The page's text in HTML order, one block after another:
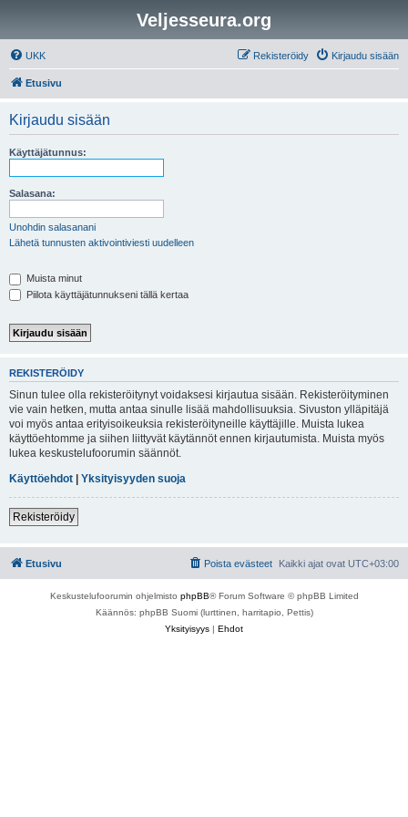
Veljesseura.org
UKK Kirjaudu sisään
Rekisteröidy
Etusivu
Kirjaudu sisään
Käyttäjätunnus:
Salasana:
Unohdin salasanani
Lähetä tunnusten aktivointiviesti uudelleen
Muista minut
Piilota käyttäjätunnukseni tällä kertaa
REKISTERÖIDY
Sinun tulee olla rekisteröitynyt voidaksesi kirjautua sisään. Rekisteröityminen
vie vain hetken, mutta antaa sinulle lisää mahdollisuuksia. Sivuston ylläpitäjä
voi myös antaa erityisoikeuksia rekisteröityneille käyttäjille. Muista lukea
käyttöehtomme ja siihen liittyvät käytännöt ennen kirjautumista. Muista myös
lukea keskustelufoorumin säännöt.
Käyttöehdot | Yksityisyyden suoja
Rekisteröidy
Etusivu Kaikki ajat ovat UTC+03:00
Poista evästeet
Keskustelufoorumin ohjelmisto phpBB® Forum Software © phpBB Limited
Käännös: phpBB Suomi (lurttinen, harritapio, Pettis)
Yksityisyys | Ehdot